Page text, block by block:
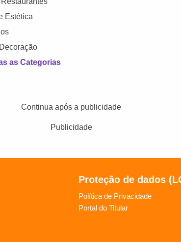
Estética
as Categorias
Continua após a publicidade
Publicidade
Proteção de dados
Política de Privacidade
Portal do Titular